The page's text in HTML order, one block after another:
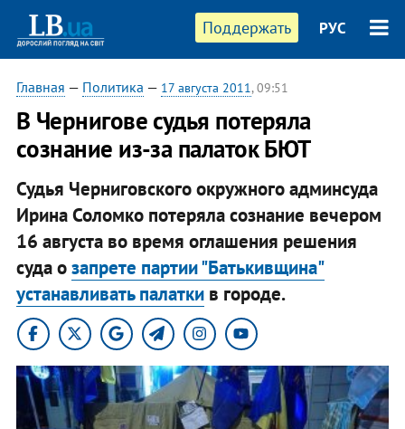
Поддержать РУС
Главная — Политика — 17 августа 2011, 09:51
В Чернигове судья потеряла
сознание из-за палаток БЮТ
Судья Черниговского окружного админсуда
Ирина Соломко потеряла сознание вечером
16 августа во время оглашения решения
суда озапрете партии "Батькивщина"
устанавливать палаткив городе.